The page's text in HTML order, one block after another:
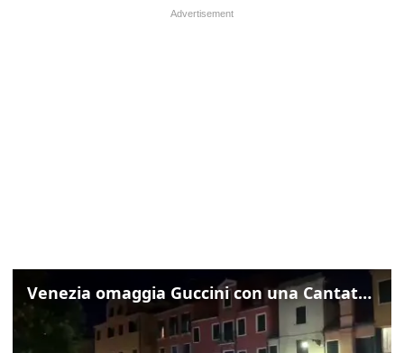
Venezia omaggia Guccini con una Cantata Anarchica in campo Santa Margherita